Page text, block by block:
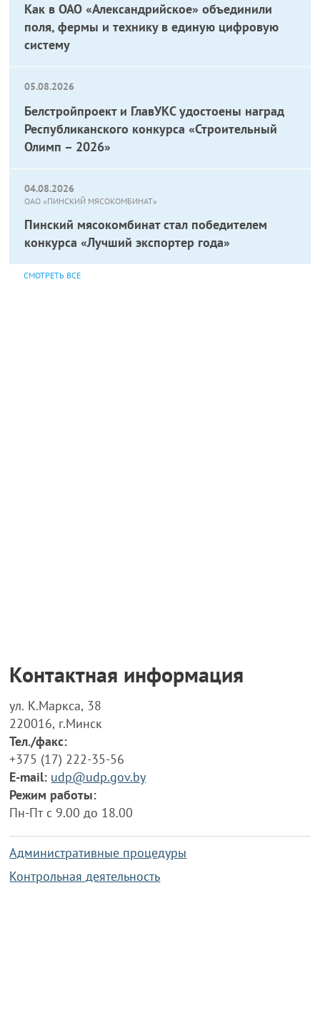
Как в ОАО «Александрийское» объединили
поля, фермы и технику в единую цифровую
систему
05.08.2026
Белстройпроект и ГлавУКС удостоены наград
Республиканского конкурса «Строительный
Олимп – 2026»
04.08.2026
ОАО «ПИНСКИЙ МЯСОКОМБИНАТ»
Пинский мясокомбинат стал победителем
конкурса «Лучший экспортер года»
СМОТРЕТЬ ВСЕ
Контактная информация
ул. К.Маркса, 38
220016, г.Минск
Тел./факс:
+375 (17) 222-35-56
E-mail: udp@udp.gov.by
Режим работы:
Пн-Пт с 9.00 до 18.00
Административные процедуры
Контрольная деятельность